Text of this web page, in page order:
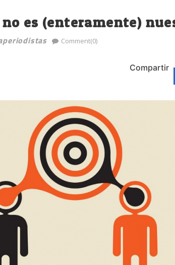
es (enteramente)
Comment(0)
Compartir